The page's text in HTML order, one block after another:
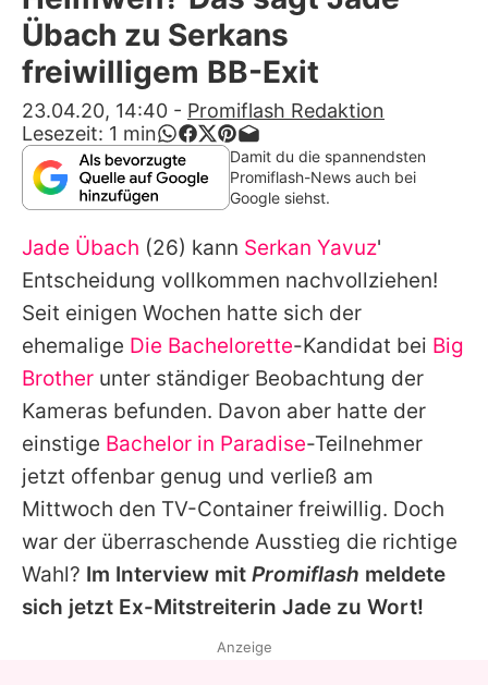
Alle Themen auf Promiflash
Jobs
App runterladen
Team
Redaktionelle Richtlinien
Impressum
Datenschutzerklärung
Nutzungsbedingungen
Utiq verwalten
Übach zu Serkans
freiwilligem BB-Exit
23.04.20, 14:40 - Promiflash Redaktion
Lesezeit: 1 min
Damit du die spannendsten
Promiflash-News auch bei
Google siehst.
Jade Übach (26) kann Serkan Yavuz'
Entscheidung vollkommen nachvollziehen!
Seit einigen Wochen hatte sich der
ehemalige Die Bachelorette-Kandidat bei Big
Brother unter ständiger Beobachtung der
Kameras befunden. Davon aber hatte der
einstige Bachelor in Paradise-Teilnehmer
jetzt offenbar genug und verließ am
Mittwoch den TV-Container freiwillig. Doch
war der überraschende Ausstieg die richtige
Wahl? Im Interview mit Promiflash meldete
sich jetzt Ex-Mitstreiterin Jade zu Wort!
Anzeige